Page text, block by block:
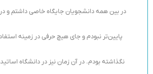
در بین همه دانشجویان جایگاه خاصی داشتم و
پایین‌تر نبودم و جای هیچ حرفی در زمینه
نگذاشته بودم. در آن زمان نیز در دانشگاه